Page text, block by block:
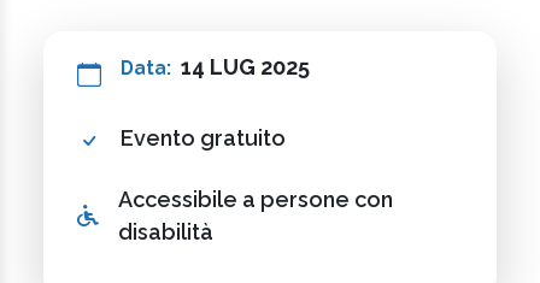
Data: 14 LUG 2025
Evento gratuito
Accessibile a persone con
disabilità